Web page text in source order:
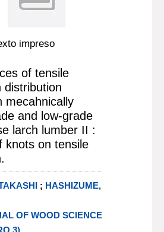
impreso
of tensile
distribution
mecahnically
and low-grade
larch lumber II :
knots on tensile
; HASHIZUME,
OF WOOD SCIENCE
3)